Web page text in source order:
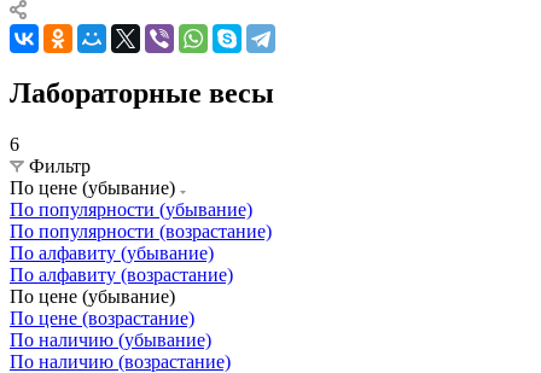
Лабораторные весы
6
Фильтр
По цене (убывание)
По популярности (убывание)
По популярности (возрастание)
По алфавиту (убывание)
По алфавиту (возрастание)
По цене (убывание)
По цене (возрастание)
По наличию (убывание)
По наличию (возрастание)